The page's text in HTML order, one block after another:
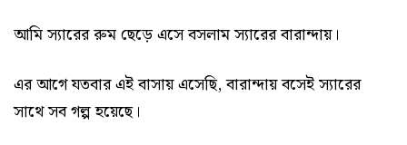
আমি স্যারের রুম ছেড়ে এসে বসলাম স্যারের বারান্দায়।
এর আগে যতবার এই বাসায় এসেছি, বারান্দায় বসেই স্যারের
সাথে সব গল্প হয়েছে।